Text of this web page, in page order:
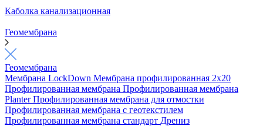
Каболка канализационная
Геомембрана
Геомембрана
Мембрана LockDown Мембрана профилированная 2х20
Профилированная мембрана Профилированная мембрана
PlanterПрофилированная мембрана для отмостки
Профилированная мембрана с геотекстилем
Профилированная мембрана стандарт Дрениз